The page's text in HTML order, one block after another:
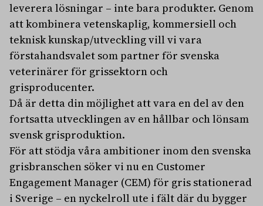
leverera lösningar – inte bara produkter. Genom
att kombinera vetenskaplig, kommersiell och
teknisk kunskap/utveckling vill vi vara
förstahandsvalet som partner för svenska
veterinärer för grissektorn och
grisproducenter.
Då är detta din möjlighet att vara en del av den
fortsatta utvecklingen av en hållbar och lönsam
svensk grisproduktion.
För att stödja våra ambitioner inom den svenska
grisbranschen söker vi nu en Customer
Engagement Manager (CEM) för gris stationerad
i Sverige – en nyckelroll ute i fält där du bygger